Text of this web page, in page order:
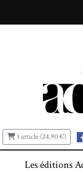
1 article (24,90 €)
Les éditions